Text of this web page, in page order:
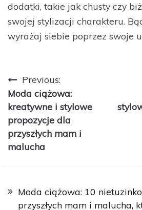
dodatki, takie jak chusty czy
swojej stylizacji charakteru.
wyrażaj siebie poprzez swoje
Nawigacja
wpisu
Previous:
Moda ciążowa:
kreatywne i stylowe
propozycje dla
przyszłych mam i
malucha
Moda ciążowa: 10
przyszłych mam i malucha,